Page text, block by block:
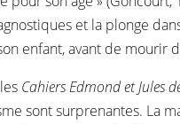
et la plonge
enfant, avant de mourir
Cahiers Edmond et Jules
sont surprenantes. La